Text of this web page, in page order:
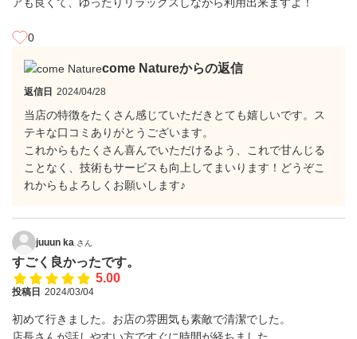
0
come Natureからの返信
返信日 2024/04/28
当店の特徴をたくさん感じていただきとても嬉しいです。ス
テキな口コミありがとうございます。
これからもたくさん喜んでいただけるよう、これで甘んじる
ことなく、技術もサービスも向上してまいります！どうぞこ
れからもよろしくお願いします♪
juuun ka さん
すごく良かったです。
5.00
投稿日 2024/03/04
初めて行きました。お店の雰囲気も素敵で清潔でした。